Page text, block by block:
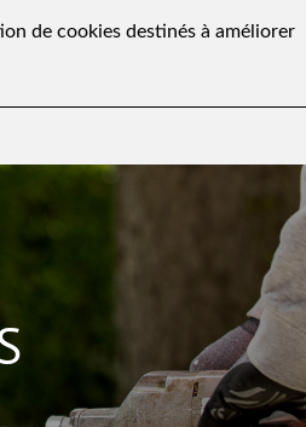
de cookies destinés à améliorer